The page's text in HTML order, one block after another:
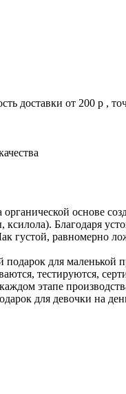
доставки от 200 р ,
основе
ксилола). Благодаря
густой, равномерно
для маленькой
тестируются,
этапе
для девочки на